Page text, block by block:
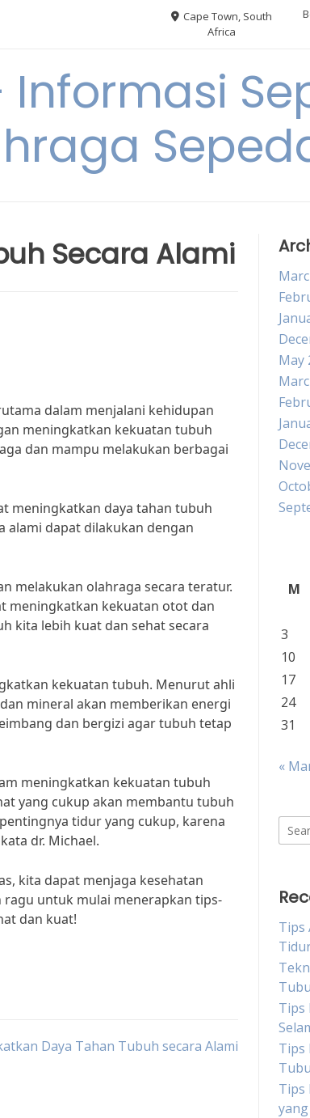
Cape Town, South
Africa
Informasi
Secara Alami
dalam menjalani kehidupan
meningkatkan kekuatan tubuh
dan mampu melakukan berbagai
meningkatkan daya tahan tubuh
alami dapat dilakukan dengan
melakukan olahraga secara teratur.
meningkatkan kekuatan otot dan
kita lebih kuat dan sehat secara
kekuatan tubuh. Menurut ahli
mineral akan memberikan energi
dan bergizi agar tubuh tetap
meningkatkan kekuatan tubuh
yang cukup akan membantu tubuh
tidur yang cukup, karena
dr. Michael.
kita dapat menjaga kesehatan
ragu untuk mulai menerapkan tips-
dan kuat!
Daya Tahan Tubuh secara Alami
May
M
3
10
17
24
31
«
for:
Tips
Tips
Tips
Tips